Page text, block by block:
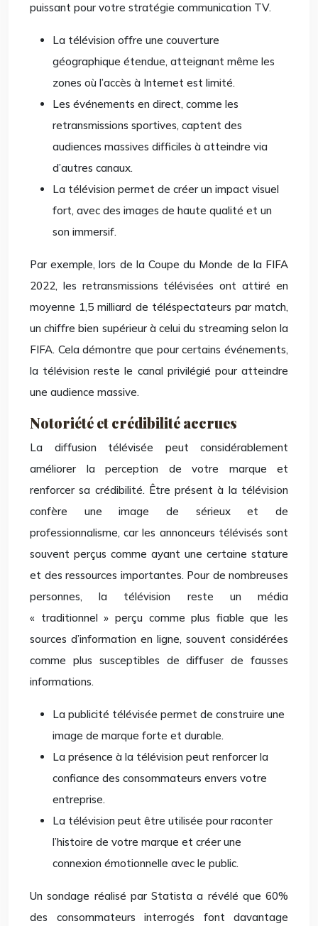
puissant pour votre stratégie communication TV.
La télévision offre une couverture
géographique étendue, atteignant même les
zones où l’accès à Internet est limité.
Les événements en direct, comme les
retransmissions sportives, captent des
audiences massives difficiles à atteindre via
d’autres canaux.
La télévision permet de créer un impact visuel
fort, avec des images de haute qualité et un
son immersif.
Par exemple, lors de la Coupe du Monde de la FIFA
2022, les retransmissions télévisées ont attiré en
moyenne 1,5 milliard de téléspectateurs par match,
un chiffre bien supérieur à celui du streaming selon la
FIFA. Cela démontre que pour certains événements,
la télévision reste le canal privilégié pour atteindre
une audience massive.
Notoriété et crédibilité accrues
La diffusion télévisée peut considérablement
améliorer la perception de votre marque et
renforcer sa crédibilité. Être présent à la télévision
confère une image de sérieux et de
professionnalisme, car les annonceurs télévisés sont
souvent perçus comme ayant une certaine stature
et des ressources importantes. Pour de nombreuses
personnes, la télévision reste un média
« traditionnel » perçu comme plus fiable que les
sources d’information en ligne, souvent considérées
comme plus susceptibles de diffuser de fausses
informations.
La publicité télévisée permet de construire une
image de marque forte et durable.
La présence à la télévision peut renforcer la
confiance des consommateurs envers votre
entreprise.
La télévision peut être utilisée pour raconter
l’histoire de votre marque et créer une
connexion émotionnelle avec le public.
Un sondage réalisé par Statista a révélé que 60%
des consommateurs interrogés font davantage